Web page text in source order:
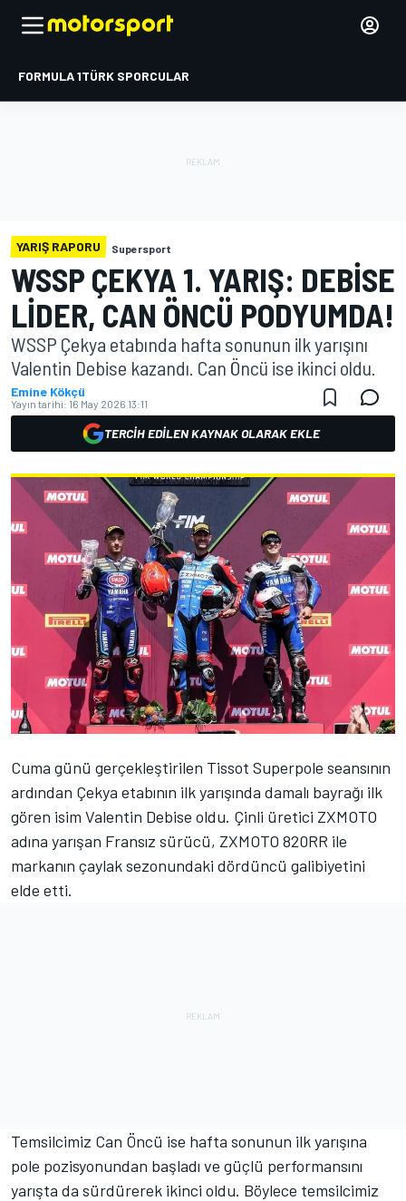
FORMULA 1TÜRK SPORCULAR
YARIŞ RAPORU Supersport
WSSP ÇEKYA 1. YARIŞ: DEBISE
LIDER, CAN ÖNCÜ PODYUMDA!
WSSP Çekya etabında hafta sonunun ilk yarışını
Valentin Debise kazandı. Can Öncü ise ikinci oldu.
Emine Kökçü
Yayın tarihi: 16 May 2026 13:11
TERCIH EDILEN KAYNAK OLARAK EKLE
Cuma günü gerçekleştirilen Tissot Superpole seansının
ardından Çekya etabının ilk yarışında damalı bayrağı ilk
gören isim Valentin Debise oldu. Çinli üretici ZXMOTO
adına yarışan Fransız sürücü, ZXMOTO 820RR ile
markanın çaylak sezonundaki dördüncü galibiyetini
elde etti.
Temsilcimiz Can Öncü ise hafta sonunun ilk yarışına
pole pozisyonundan başladı ve güçlü performansını
yarışta da sürdürerek ikinci oldu. Böylece temsilcimiz